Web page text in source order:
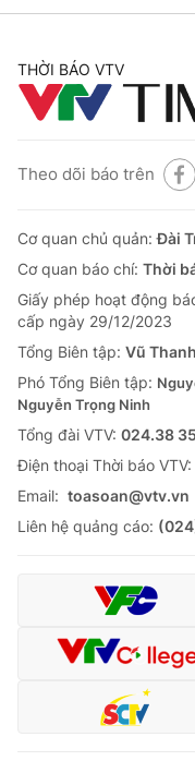
THỜI BÁO VTV
Theo dõi báo trên
Cơ quan chủ quản:Đài
Cơ quan báo chí: Thời
Giấy phép hoạt động
cấp ngày 29/12/2023
Tổng Biên tập: Vũ
Phó Tổng Biên tập:
Nguyễn Trọng Ninh
Tổng đài VTV: 024.38
Ðiện thoại Thời báo VTV:
Email: toasoan@vtv.vn
Liên hệ quảng cáo: